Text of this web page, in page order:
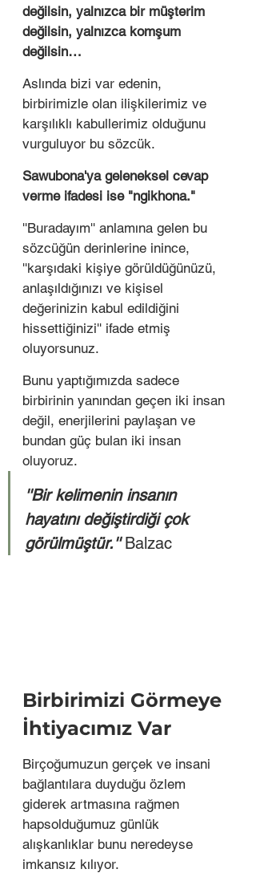
değilsin, yalnızca bir müşterim
değilsin, yalnızca komşum
değilsin…
Aslında bizi var edenin,
birbirimizle olan ilişkilerimiz ve
karşılıklı kabullerimiz olduğunu
vurguluyor bu sözcük.
Sawubona'ya geleneksel cevap
verme ifadesi ise "ngikhona."
''Buradayım'' anlamına gelen bu
sözcüğün derinlerine inince,
''karşıdaki kişiye görüldüğünüzü,
anlaşıldığınızı ve kişisel
değerinizin kabul edildiğini
hissettiğinizi'' ifade etmiş
oluyorsunuz.
Bunu yaptığımızda sadece
birbirinin yanından geçen iki insan
değil, enerjilerini paylaşan ve
bundan güç bulan iki insan
oluyoruz.
''Bir kelimenin insanın
hayatını değiştirdiği çok
görülmüştür.'' Balzac
Birbirimizi Görmeye
İhtiyacımız Var
Birçoğumuzun gerçek ve insani
bağlantılara duyduğu özlem
giderek artmasına rağmen
hapsolduğumuz günlük
alışkanlıklar bunu neredeyse
imkansız kılıyor.